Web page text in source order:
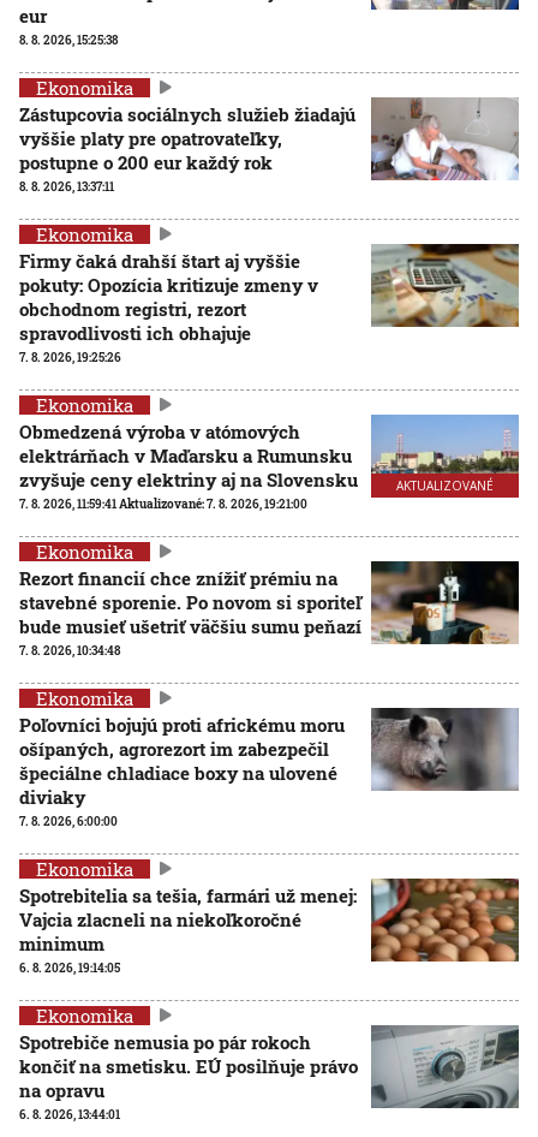
eur
8. 8. 2026, 15:25:38
Ekonomika
Zástupcovia sociálnych služieb žiadajú
vyššie platy pre opatrovateľky,
postupne o 200 eur každý rok
8. 8. 2026, 13:37:11
Ekonomika
Firmy čaká drahší štart aj vyššie
pokuty: Opozícia kritizuje zmeny v
obchodnom registri, rezort
spravodlivosti ich obhajuje
7. 8. 2026, 19:25:26
AKTUALIZOVANÉ
Ekonomika
Obmedzená výroba v atómových
elektrárňach v Maďarsku a Rumunsku
zvyšuje ceny elektriny aj na Slovensku
7. 8. 2026, 11:59:41Aktualizované:7. 8. 2026, 19:21:00
Ekonomika
Rezort financií chce znížiť prémiu na
stavebné sporenie. Po novom si sporiteľ
bude musieť ušetriť väčšiu sumu peňazí
7. 8. 2026, 10:34:48
Ekonomika
Poľovníci bojujú proti africkému moru
ošípaných, agrorezort im zabezpečil
špeciálne chladiace boxy na ulovené
diviaky
7. 8. 2026, 6:00:00
Ekonomika
Spotrebitelia sa tešia, farmári už menej:
Vajcia zlacneli na niekoľkoročné
minimum
6. 8. 2026, 19:14:05
Ekonomika
Spotrebiče nemusia po pár rokoch
končiť na smetisku. EÚ posilňuje právo
na opravu
6. 8. 2026, 13:44:01